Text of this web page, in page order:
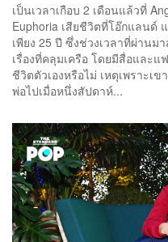
เป็นเวลาเกือบ 2 เดือนแล้วที่
Euphoria เสียชีวิตที่โอ๊กแลนด์
เพียง 25 ปี ซึ่งช่วงเวลาที่ผ่านม
เรื่องที่คลุมเครือ โดยมีสื่อและแ
ชีวิตตัวเองหรือไม่ เหตุเพราะเ
พ่อไปเมื่อหนึ่งสัปดาห์...